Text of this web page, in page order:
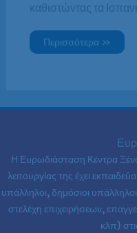
καθιστώντας τα
Περισσότερα »
Η Ευρωδιάσταση Κέντρα
λειτουργίας της έχει
υπάλληλοι, δημόσιοι
στελέχη επιχειρήσεων,
κλπ)